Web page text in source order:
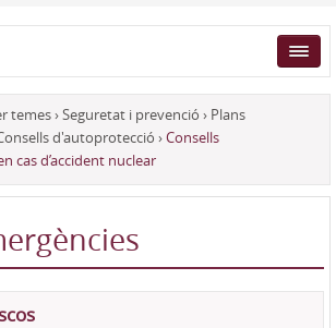
temes›Seguretat i prevenció › Plans
d'autoprotecció ›Consells
cas d’accident nuclear